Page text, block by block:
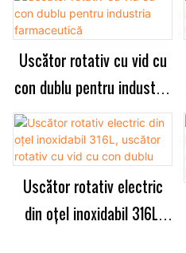
Uscător rotativ cu vid cu
con dublu pentru industria
farmaceutică
Uscător rotativ electric
din oțel inoxidabil 316L,